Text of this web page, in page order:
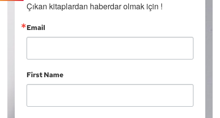
Çıkan kitaplardan haberdar olmak için !
Email
First Name